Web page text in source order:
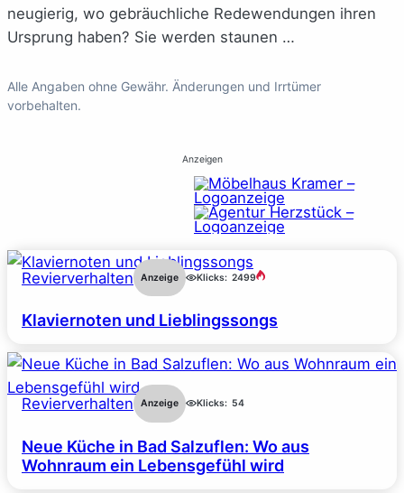
neugierig, wo gebräuchliche Redewendungen ihren
Ursprung haben? Sie werden staunen …
Alle Angaben ohne Gewähr. Änderungen und Irrtümer
vorbehalten.
Anzeigen
Revierverhalten Anzeige Klicks: 2499
Klaviernoten und Lieblingssongs
Revierverhalten Anzeige Klicks: 54
Neue Küche in Bad Salzuflen: Wo aus
Wohnraum ein Lebensgefühl wird